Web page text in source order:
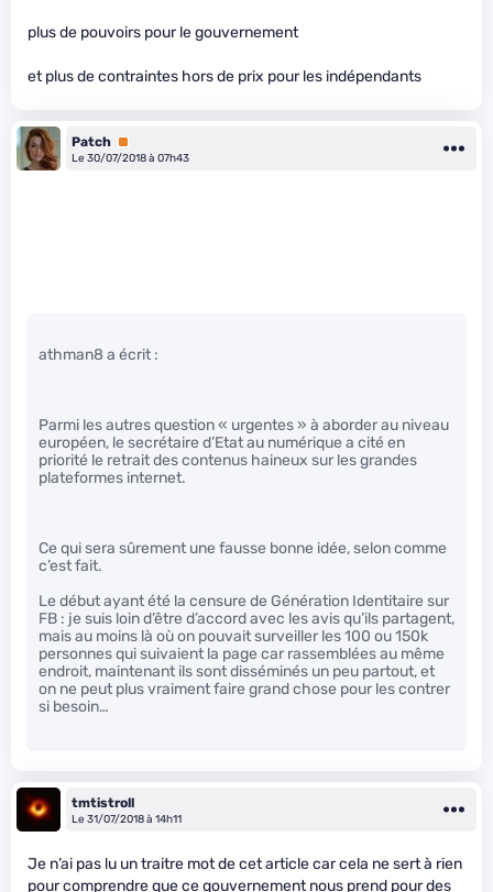
plus de pouvoirs pour le gouvernement
et plus de contraintes hors de prix pour les indépendants
Patch Premium
Le 30/07/2018 à 07h43
athman8 a écrit :
Parmi les autres question « urgentes » à aborder au niveau
européen, le secrétaire d’Etat au numérique a cité en
priorité le retrait des contenus haineux sur les grandes
plateformes internet.
Ce qui sera sûrement une fausse bonne idée, selon comme
c’est fait.
Le début ayant été la censure de Génération Identitaire sur
FB : je suis loin d’être d’accord avec les avis qu’ils partagent,
mais au moins là où on pouvait surveiller les 100 ou 150k
personnes qui suivaient la page car rassemblées au même
endroit, maintenant ils sont disséminés un peu partout, et
on ne peut plus vraiment faire grand chose pour les contrer
si besoin…
tmtistroll
Le 31/07/2018 à 14h11
Je n’ai pas lu un traitre mot de cet article car cela ne sert à rien
pour comprendre que ce gouvernement nous prend pour des